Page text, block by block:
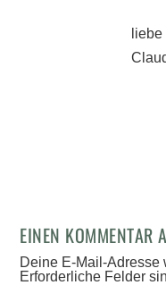
EINEN KOMMENTAR
Deine E-Mail-Adresse
Erforderliche Felder